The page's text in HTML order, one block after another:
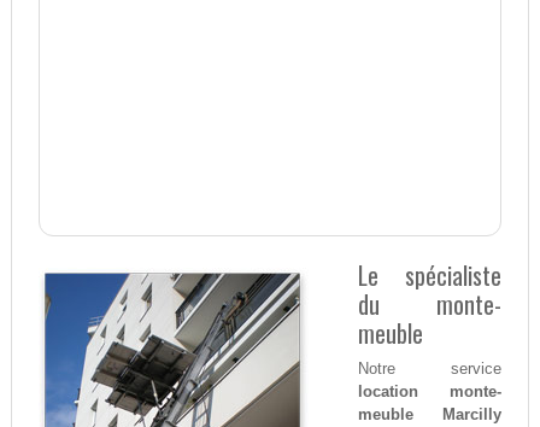
Le spécialiste
du monte-
meuble
Notre service
location monte-
meuble Marcilly